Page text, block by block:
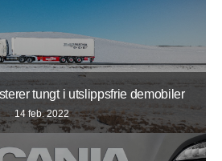
tungt i utslippsfrie demobiler
14 feb. 2022